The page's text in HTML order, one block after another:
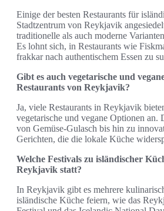
Einige der besten Restaurants für
Stadtzentrum von Reykjavik
traditionelle als auch moderne
Es lohnt sich, in Restaurants wie
frakkar nach authentischem Essen zu
Gibt es auch vegetarische und
Restaurants von Reykjavik?
Ja, viele Restaurants in Reykjavik
vegetarische und vegane Optionen an.
von Gemüse-Gulasch bis hin zu
Gerichten, die die lokale Küche
Welche Festivals zu isländischer
Reykjavik statt?
In Reykjavik gibt es mehrere
isländische Küche feiern, wie das